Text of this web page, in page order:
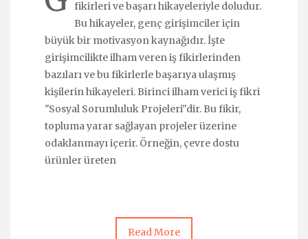
fikirleri ve başarı hikayeleriyle doludur.
Bu hikayeler, genç girişimciler için
büyük bir motivasyon kaynağıdır. İşte
girişimcilikte ilham veren iş fikirlerinden
bazıları ve bu fikirlerle başarıya ulaşmış
kişilerin hikayeleri. Birinci ilham verici iş fikri
"Sosyal Sorumluluk Projeleri"dir. Bu fikir,
topluma yarar sağlayan projeler üzerine
odaklanmayı içerir. Örneğin, çevre dostu
ürünler üreten
Read More